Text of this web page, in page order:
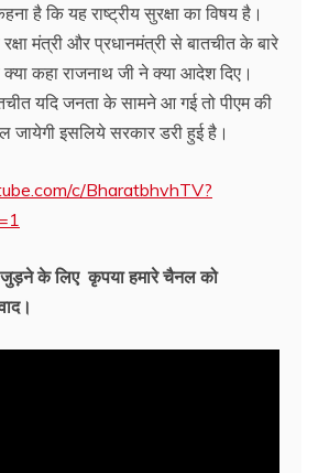
है कि यह राष्ट्रीय सुरक्षा का विषय है।
मंत्री और प्रधानमंत्री से बातचीत के बारे
कहा राजनाथ जी ने क्या आदेश दिए।
यदि जनता के सामने आ गई तो पीएम की
इसलिये सरकार डरी हुई है।
c/BharatbhvhTV?
जुड़ने के लिए कृपया हमारे चैनल को